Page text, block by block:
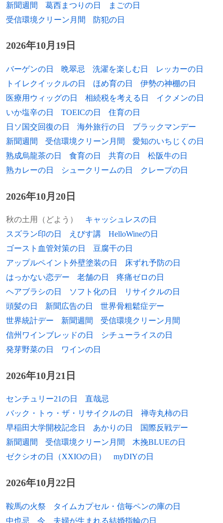
新聞週間
葛西まつりの日
まごの日
受信環境クリーン月間
防犯の日
2026年10月19日
バーゲンの日 晩翠忌 洗濯を楽しむ日
レッカーの日
トイレクイックルの日
ほめ育の日
伊勢の神棚の日
医療用ウィッグの日
相続税を考える日
イクメンの日
いか塩辛の日
TOEICの日
住育の日
日ソ国交回復の日
海外旅行の日
ブラックマンデー
新聞週間
受信環境クリーン月間
愛知のいちじくの日
熟成烏龍茶の日
食育の日 共育の日
松阪牛の日
熟カレーの日
シュークリームの日 クレープの日
2026年10月20日
秋の土用（どよう）
キャッシュレスの日
スズラン印の日
えびす講
HelloWineの日
ゴースト血管対策の日
豆腐干の日
アップルペイント外壁塗装の日
床ずれ予防の日
はっかない恋デー
老舗の日
疼痛ゼロの日
ヘアブラシの日
ソフト化の日
リサイクルの日
頭髪の日
新聞広告の日
世界骨粗鬆症デー
世界統計デー
新聞週間
受信環境クリーン月間
信州ワインブレッドの日
シチューライスの日
発芽野菜の日
ワインの日
2026年10月21日
センチュリー21の日
直哉忌
バック・トゥ・ザ・リサイクルの日
禅寺丸柿の日
早稲田大学開校記念日
あかりの日
国際反戦デー
新聞週間
受信環境クリーン月間
木挽BLUEの日
ゼクシオの日（XXIOの日）
myDIYの日
2026年10月22日
鞍馬の火祭
タイムカプセル・信毎ペンの庫の日
中也忌
今、夫婦が生まれる結婚指輪の日